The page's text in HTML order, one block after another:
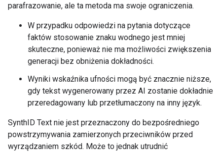
parafrazowanie, ale ta metoda ma swoje ograniczenia.
W przypadku odpowiedzi na pytania dotyczące
faktów stosowanie znaku wodnego jest mniej
skuteczne, ponieważ nie ma możliwości zwiększenia
generacji bez obniżenia dokładności.
Wyniki wskaźnika ufności mogą być znacznie niższe,
gdy tekst wygenerowany przez AI zostanie dokładnie
przeredagowany lub przetłumaczony na inny język.
SynthID Text nie jest przeznaczony do bezpośredniego
powstrzymywania zamierzonych przeciwników przed
wyrządzaniem szkód. Może to jednak utrudnić